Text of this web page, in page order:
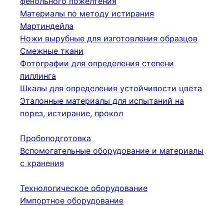
Материалы по методу истирания
Мартиндейла
Ножи вырубные для изготовления образцов
Смежные ткани
Фотографии для определения степени
пиллинга
Шкалы для определения устойчивости цвета
Эталонные материалы для испытаний на
порез, истирание, прокол
Пробоподготовка
Вспомогательные оборудование и материалы
с хранения
Технологическое оборудование
Импортное оборудование